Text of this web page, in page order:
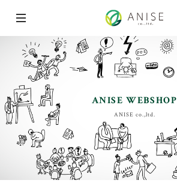
ANISE WEBSHOP
ANISE co.,ltd.